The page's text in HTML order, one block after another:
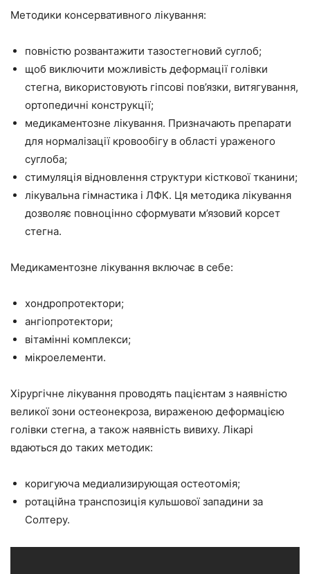
Методики консервативного лікування:
повністю розвантажити тазостегновий суглоб;
щоб виключити можливість деформації голівки
стегна, використовують гіпсові пов’язки, витягування,
ортопедичні конструкції;
медикаментозне лікування. Призначають препарати
для нормалізації кровообігу в області ураженого
суглоба;
стимуляція відновлення структури кісткової тканини;
лікувальна гімнастика і ЛФК. Ця методика лікування
дозволяє повноцінно сформувати м’язовий корсет
стегна.
Медикаментозне лікування включає в себе:
хондропротектори;
ангіопротектори;
вітамінні комплекси;
мікроелементи.
Хірургічне лікування проводять пацієнтам з наявністю
великої зони остеонекроза, вираженою деформацією
голівки стегна, а також наявність вивиху. Лікарі
вдаються до таких методик:
коригуюча медиализирующая остеотомія;
ротаційна транспозиція кульшової западини за
Солтеру.